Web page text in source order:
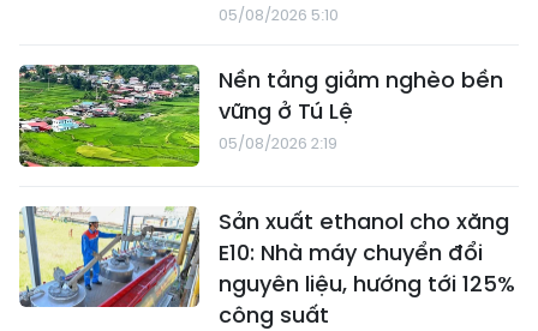
05/08/2026 5:10
Nền tảng giảm nghèo bền
vững ở Tú Lệ
05/08/2026 2:19
Sản xuất ethanol cho xăng
E10: Nhà máy chuyển đổi
nguyên liệu, hướng tới 125%
công suất